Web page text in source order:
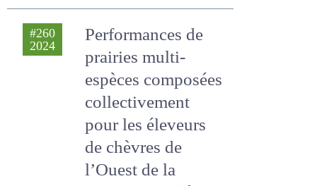
#260
2024
Performances de
prairies multi-
espèces
composées
collectivement
pour les éleveurs
de chèvres de
l’Ouest de la France